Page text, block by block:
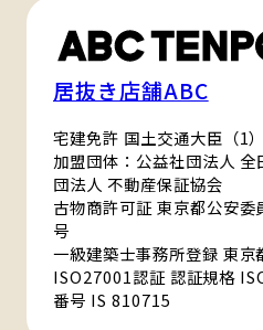
居抜き店舗ABC
宅建免許 国土交通大臣（1
加盟団体：公益社団法人
団法人 不動産保証協会
古物商許可証 東京都公安
号
一級建築士事務所登録 東
ISO27001認証 認証規格
番号 IS 810715